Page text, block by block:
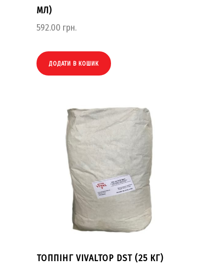
МЛ)
592.00 грн.
ДОДАТИ В КОШИК
ТОППІНГ VIVALTOP DST (25 КГ)